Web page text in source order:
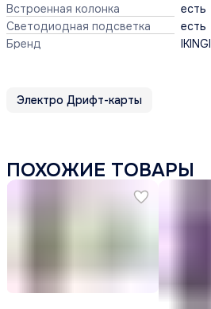
Встроенная колонка
есть
Светодиодная подсветка
есть
Бренд
IKINGI
Электро Дрифт-карты
ПОХОЖИЕ ТОВАРЫ